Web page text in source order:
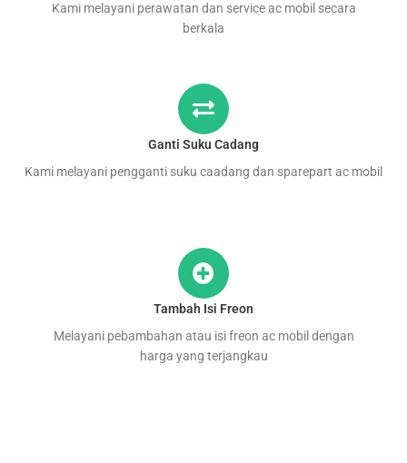
Kami melayani perawatan dan service ac mobil secara
berkala
Ganti Suku Cadang
Kami melayani pengganti suku caadang dan sparepart ac mobil
Tambah Isi Freon
Melayani pebambahan atau isi freon ac mobil dengan
harga yang terjangkau